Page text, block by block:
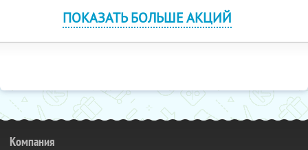
ПОКАЗАТЬ БОЛЬШЕ АКЦИЙ
Компания